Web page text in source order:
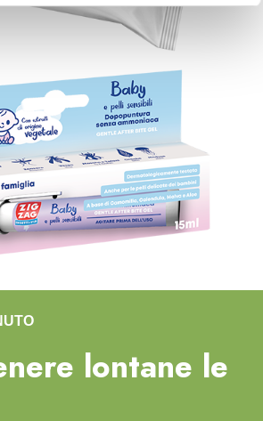
per personalizzare contenuti ed
funzionalità dei social media e per
in cui utilizza il nostro sito con i
occupano di analisi dei dati web,
i quali potrebbero combinarle
che ha fornito loro o che hanno
dei loro servizi.
lontane le